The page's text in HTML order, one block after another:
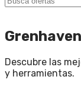
Grenhaven
Descubre las
y herramientas.